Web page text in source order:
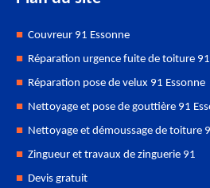
Couvreur 91 Essonne
Réparation urgence fuite de toiture 91
Réparation pose de velux 91 Essonne
Nettoyage et pose de gouttière 91
Nettoyage et démoussage de toiture
Zingueur et travaux de zinguerie 91
Devis gratuit